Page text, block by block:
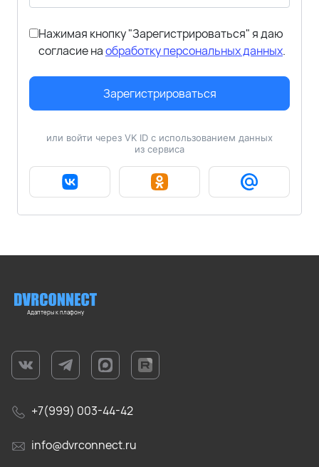
Нажимая кнопку "Зарегистрироваться" я даю
согласие наобработку персональных данных.
Зарегистрироваться
или войти через VK ID с использованием данных
из сервиса
Адаптеры к плафону
+7(999) 003-44-42
info@dvrconnect.ru